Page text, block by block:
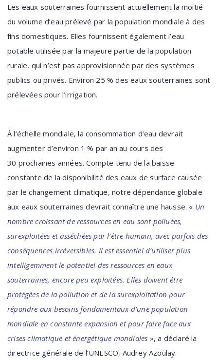
Les eaux souterraines fournissent actuellement la moitié
du volume d’eau prélevé par la population mondiale à des
fins domestiques. Elles fournissent également l’eau
potable utilisée par la majeure partie de la population
rurale, qui n’est pas approvisionnée par des systèmes
publics ou privés. Environ 25 % des eaux souterraines sont
prélevées pour l’irrigation.
À l’échelle mondiale, la consommation d’eau devrait
augmenter d’environ 1 % par an au cours des
30 prochaines années. Compte tenu de la baisse
constante de la disponibilité des eaux de surface causée
par le changement climatique, notre dépendance globale
aux eaux souterraines devrait connaître une hausse. « Un
nombre croissant de ressources en eau sont polluées,
surexploitées et asséchées par l’être humain, avec parfois des
conséquences irréversibles. Il est essentiel d’utiliser plus
intelligemment le potentiel des ressources en eaux
souterraines, encore peu exploitées. Elles doivent être
protégées de la pollution et de la surexploitation pour
répondre aux besoins fondamentaux d’une population
mondiale en constante expansion et pour faire face aux
crises climatique et énergétique mondiales », a déclaré la
directrice générale de l’UNESCO, Audrey Azoulay.